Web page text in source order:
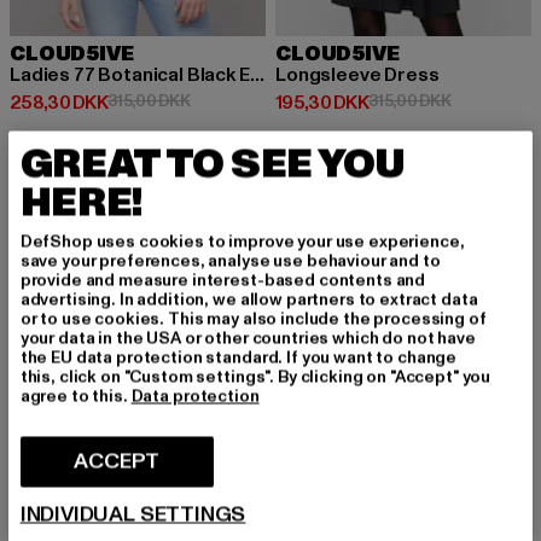
CLOUD5IVE
Ladies 77 Botanical Black Everyday Hoodie
258,30 DKK
Nuværende pris: 258,30 DKK
315,00 DKKKampagnepris: 315,00 DKK
CLOUD5IVE
Longsleeve Dress
195,30 DKK
Nuværende pris: 195,30 DKK
315,00 DKK
-49%
GREAT TO SEE YOU
HERE!
DefShop uses cookies to improve your use experience,
save your preferences, analyse use behaviour and to
provide and measure interest-based contents and
advertising. In addition, we allow partners to extract data
or to use cookies. This may also include the processing of
your data in the USA or other countries which do not have
the EU data protection standard. If you want to change
this, click on "Custom settings". By clicking on "Accept" you
agree to this. Data protection
ACCEPT
INDIVIDUAL SETTINGS